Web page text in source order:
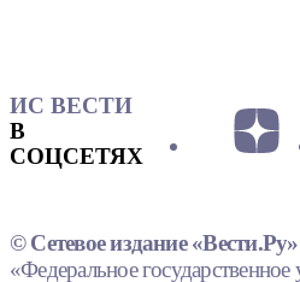
ИС ВЕСТИ
В
СОЦСЕТЯХ
© Сетевое издание «Вести.Ру»
«Федеральное